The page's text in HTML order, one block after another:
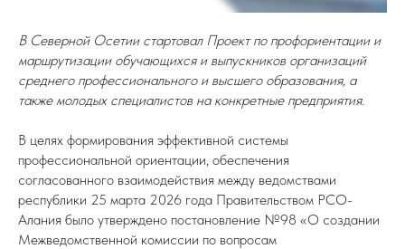
В Северной Осетии стартовал Проект по профориентации и
маршрутизации обучающихся и выпускников организаций
среднего профессионального и высшего образования, а
также молодых специалистов на конкретные предприятия.
В целях формирования эффективной системы
профессиональной ориентации, обеспечения
согласованного взаимодействия между ведомствами
республики 25 марта 2026 года Правительством РСО-
Алания было утверждено постановление №98 «О создании
Межведомственной комиссии по вопросам